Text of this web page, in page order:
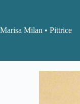
Marisa Milan • Pittrice